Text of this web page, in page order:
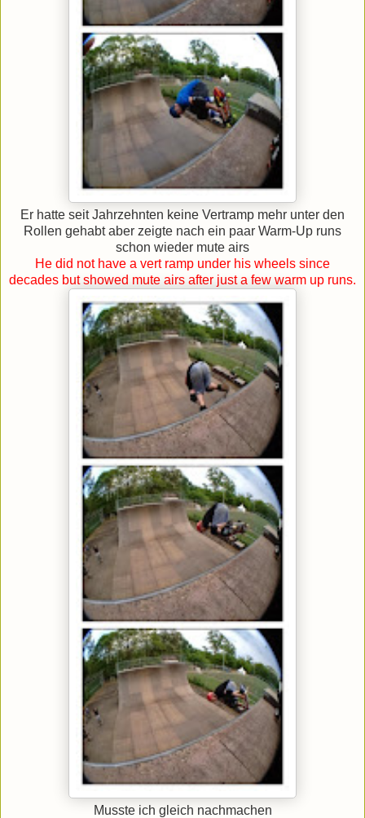
Er hatte seit Jahrzehnten keine Vertramp mehr unter den
Rollen gehabt aber zeigte nach ein paar Warm-Up runs
schon wieder mute airs
He did not have a vert ramp under his wheels since
decades but showed mute airs after just a few warm up runs.
Musste ich gleich nachmachen